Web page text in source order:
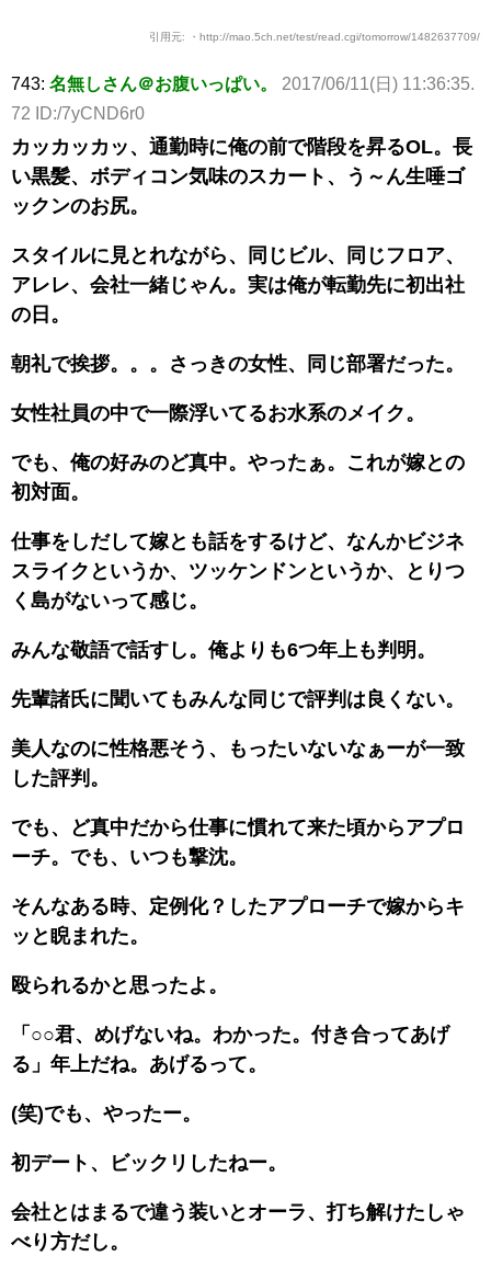
引用元: ・http://mao.5ch.net/test/read.cgi/tomorrow/1482637709/
743: 名無しさん＠お腹いっぱい。
2017/06/11(日) 11:36:35.
72 ID:/7yCND6r0
カッカッカッ、通勤時に俺の前で階段を昇るOL。長
い黒髪、ボディコン気味のスカート、う～ん生唾ゴ
ックンのお尻。
スタイルに見とれながら、同じビル、同じフロア、
アレレ、会社一緒じゃん。実は俺が転勤先に初出社
の日。
朝礼で挨拶。。。さっきの女性、同じ部署だった。
女性社員の中で一際浮いてるお水系のメイク。
でも、俺の好みのど真中。やったぁ。これが嫁との
初対面。
仕事をしだして嫁とも話をするけど、なんかビジネ
スライクというか、ツッケンドンというか、とりつ
く島がないって感じ。
みんな敬語で話すし。俺よりも6つ年上も判明。
先輩諸氏に聞いてもみんな同じで評判は良くない。
美人なのに性格悪そう、もったいないなぁーが一致
した評判。
でも、ど真中だから仕事に慣れて来た頃からアプロ
ーチ。でも、いつも撃沈。
そんなある時、定例化？したアプローチで嫁からキ
ッと睨まれた。
殴られるかと思ったよ。
「○○君、めげないね。わかった。付き合ってあげ
る」年上だね。あげるって。
(笑)でも、やったー。
初デート、ビックリしたねー。
会社とはまるで違う装いとオーラ、打ち解けたしゃ
べり方だし。